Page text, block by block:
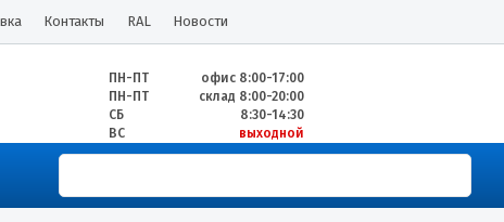
Контакты RAL Новости
ПН-ПТ
офис 8:00-17:00
ПН-ПТ
склад 8:00-20:00
СБ
8:30-14:30
ВС
выходной